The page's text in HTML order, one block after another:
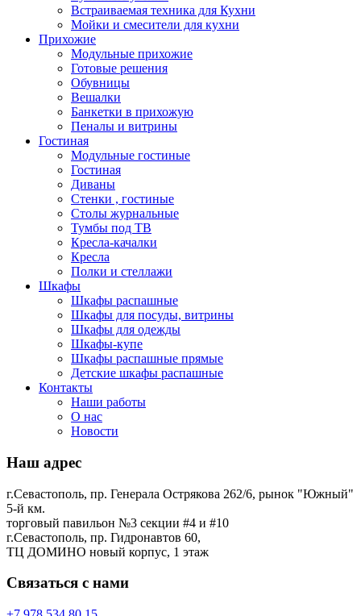
Встраиваемая техника для Кухни
Мойки и смесители для кухни
Прихожие
Модульные прихожие
Готовые решения
Обувницы
Вешалки
Банкетки в прихожую
Пеналы и витрины
Гостиная
Модульные гостиные
Гостиная
Диваны
Стенки , гостиные
Столы журнальные
Тумбы под ТВ
Кресла-качалки
Кресла
Полки и стеллажи
Шкафы
Шкафы распашные
Шкафы для посуды, витрины
Шкафы для одежды
Шкафы-купе
Шкафы распашные прямые
Детские шкафы распашные
Контакты
Наши работы
О нас
Новости
Наш адрес
г.Севастополь, пр. Генерала Острякова 262/6, рынок "Южный"
5-й км.
торговый павильон №3 секции #4 и #10
г.Севастополь, пр. Гидронавтов 60,
ТЦ ДОМИНО новый корпус, 1 этаж
Связаться с нами